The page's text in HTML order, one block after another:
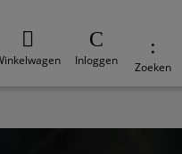
Inloggen Zoeken